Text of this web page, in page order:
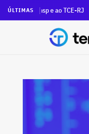
ÚLTIMAS
TCE-RJ